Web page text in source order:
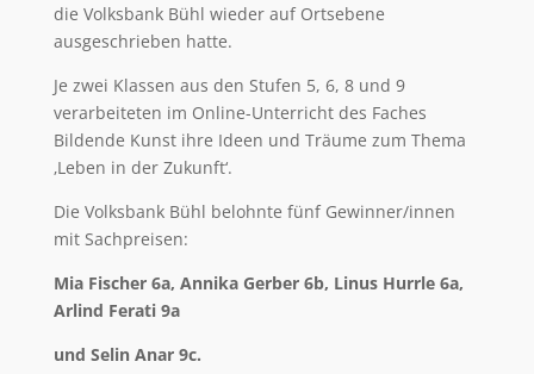
die Volksbank Bühl wieder auf Ortsebene
ausgeschrieben hatte.
Je zwei Klassen aus den Stufen 5, 6, 8 und 9
verarbeiteten im Online-Unterricht des Faches
Bildende Kunst ihre Ideen und Träume zum Thema
‚Leben in der Zukunft‘.
Die Volksbank Bühl belohnte fünf Gewinner/innen
mit Sachpreisen:
Mia Fischer 6a, Annika Gerber 6b, Linus Hurrle 6a,
Arlind Ferati 9a
und Selin Anar 9c.